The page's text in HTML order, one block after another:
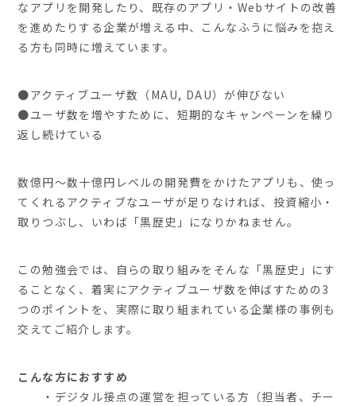
なアプリを開発したり、既存のアプリ・Webサイトの改善
を進めたりする企業が増える中、こんなふうに悩みを抱え
る方も同時に増えています。
●アクティブユーザ数（MAU, DAU）が伸びない
●ユーザ数を増やすために、短期的なキャンペーンを繰り
返し続けている
数億円〜数十億円レベルの開発費をかけたアプリも、使っ
てくれるアクティブなユーザが足りなければ、投資縮小・
取りつぶし、いわば「黒歴史」になりかねません。
この勉強会では、自らの取り組みをそんな「黒歴史」にす
ることなく、着実にアクティブユーザ数を伸ばすための3
つのポイントを、実際に取り組まれている企業様の事例も
交えてご紹介します。
こんな方におすすめ
・デジタル接点の運営を担っている方（担当者、チー